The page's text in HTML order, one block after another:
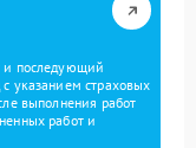
и последующий
указанием страховых
выполнения работ
работ и